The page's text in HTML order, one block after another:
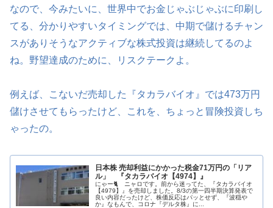
なので、今みたいに、世界中でお金じゃぶじゃぶに印刷し
てる、分かりやすいタイミングでは、中期で儲けるチャン
スがありそうなアクティブな株式投資は継続してるのよ
ね。野望達成のために、リスクテークよ。
例えば、こないだ売却した『タカラバイオ』では473万円
儲けさせてもらったけど、これを、ちょっと冒険投資しち
ゃったの。
日本株 売却利益にかかった税金71万円の「リア
ル」 『タカラバイオ【4974】』
にゃー🐈 ニャロです。前から迷ってた、『タカラバイオ
【4979】』を売却しました。8/3の第一四半期決算発表で
良い内容だったけど、株価反応はパッとせず、『波穏や
か』なもんで、コロナ『デルタ株』に...